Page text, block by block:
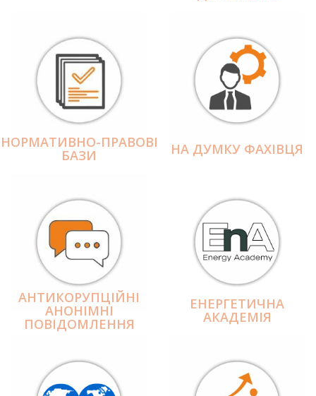
НОРМАТИВНО-ПРАВОВІ
БАЗИ НА ДУМКУ ФАХІВЦЯ
АНТИКОРУПЦІЙНІ
АНОНІМНІ
ПОВІДОМЛЕННЯ
ЕНЕРГЕТИЧНА
АКАДЕМІЯ